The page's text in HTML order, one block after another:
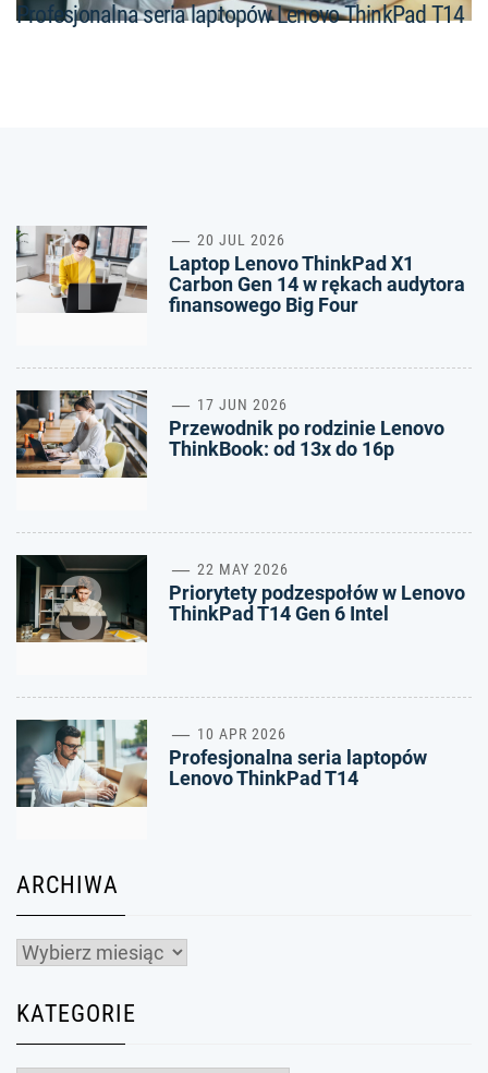
Profesjonalna seria laptopów Lenovo ThinkPad T14
1 20 JUL 2026
Laptop Lenovo ThinkPad X1
Carbon Gen 14 w rękach audytora
finansowego Big Four
2 17 JUN 2026
Przewodnik po rodzinie Lenovo
ThinkBook: od 13x do 16p
3 22 MAY 2026
Priorytety podzespołów w Lenovo
ThinkPad T14 Gen 6 Intel
4 10 APR 2026
Profesjonalna seria laptopów
Lenovo ThinkPad T14
ARCHIWA
Archiwa
KATEGORIE